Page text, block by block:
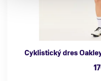
Cyklistický dres